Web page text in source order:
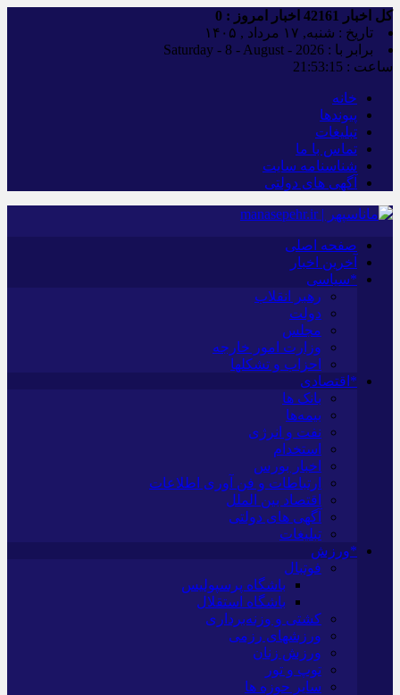
کل اخبار اخبار امروز : 0
تاریخ : شنبه, ۱۷ مرداد , ۱۴۰۵
برابر با : Saturday - 8 - August - 2026
ساعت : 21:53:16
خانه
پیوندها
تبلیغات
تماس با ما
شناسنامه سایت
آگهی های دولتی
صفحه اصلی
آخرین اخبار
*سیاسی
رهبر انقلاب
دولت
مجلس
وزارت امور خارجه
احزاب و تشکلها
*اقتصادی
بانک ها
بیمه‌ها
نفت و انرژی
استخدام
اخبار بورس
ارتباطات و فن آوری اطلاعات
اقتصاد بین الملل
آگهی های دولتی
تبلیغات
*ورزش
فوتبال
باشگاه پرسپولیس
باشگاه استقلال
کشتی و وزنه‌برداری
ورزشهای رزمی
ورزش زنان
توپ و تور
سایر حوزه ها